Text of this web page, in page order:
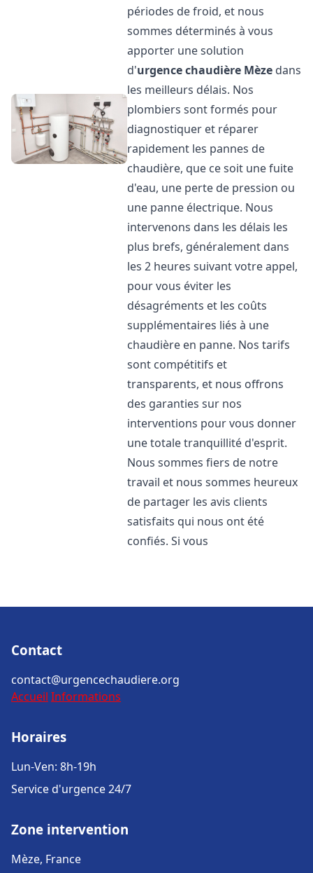
périodes de froid, et nous
sommes déterminés à vous
apporter une solution
d'urgence chaudière Mèze dans
les meilleurs délais. Nos
plombiers sont formés pour
diagnostiquer et réparer
rapidement les pannes de
chaudière, que ce soit une fuite
d'eau, une perte de pression ou
une panne électrique. Nous
intervenons dans les délais les
plus brefs, généralement dans
les 2 heures suivant votre appel,
pour vous éviter les
désagréments et les coûts
supplémentaires liés à une
chaudière en panne. Nos tarifs
sont compétitifs et
transparents, et nous offrons
des garanties sur nos
interventions pour vous donner
une totale tranquillité d'esprit.
Nous sommes fiers de notre
travail et nous sommes heureux
de partager les avis clients
satisfaits qui nous ont été
confiés. Si vous
Contact
contact@urgencechaudiere.org
Accueil Informations
Horaires
Lun-Ven: 8h-19h
Service d'urgence 24/7
Zone intervention
Mèze, France